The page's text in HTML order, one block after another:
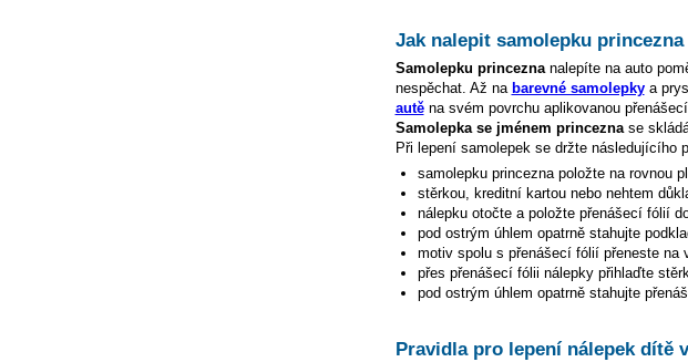
Jak nalepit samolepku princezna
Samolepku princeznanalepíte na auto
nespěchat. Až na barevné samolepkya
autěna svém povrchu aplikovanou
Samolepka se jménem princeznase
Při lepení samolepek se držte následujícího
samolepku princeznapoložte na rovnou
stěrkou, kreditní kartou nebo nehtem
nálepku otočte a položte přenášecí fólií
pod ostrým úhlem opatrně stahujte
motiv spolu s přenášecí fólií přeneste na
přes přenášecí fólii nálepky přihlaďte
pod ostrým úhlem opatrně stahujte
Pravidla pro lepení nálepek dítě